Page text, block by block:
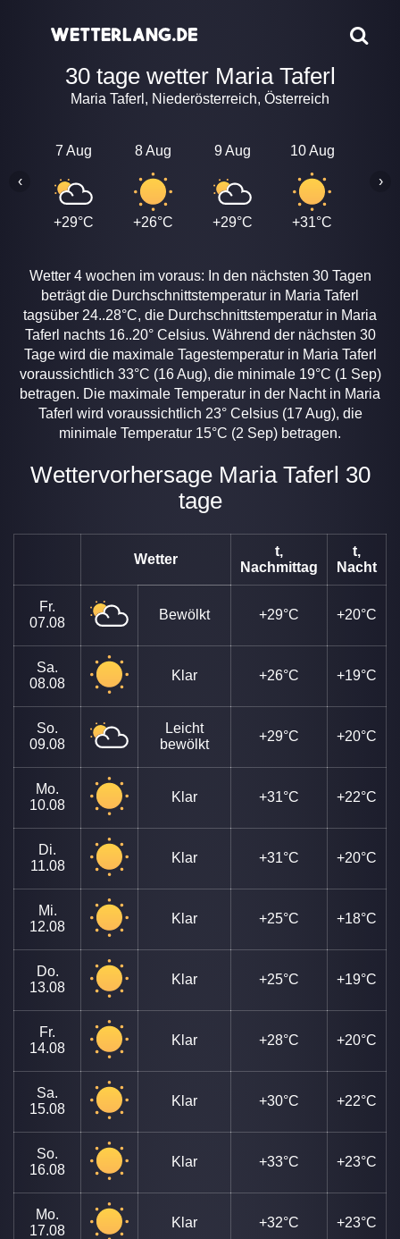
30 tage wetter Maria Taferl
Maria Taferl, Niederösterreich, Österreich
7 Aug
+29°C
8 Aug
+26°C
9 Aug
+29°C
10 Aug
+31°C
‹ ›
Wetter 4 wochen im voraus: In den nächsten 30 Tagen
beträgt die Durchschnittstemperatur in Maria Taferl
tagsüber 24..28°C, die Durchschnittstemperatur in Maria
Taferl nachts 16..20° Celsius. Während der nächsten 30
Tage wird die maximale Tagestemperatur in Maria Taferl
voraussichtlich 33°C (16 Aug), die minimale 19°C (1 Sep)
betragen. Die maximale Temperatur in der Nacht in Maria
Taferl wird voraussichtlich 23° Celsius (17 Aug), die
minimale Temperatur 15°C (2 Sep) betragen.
Wettervorhersage Maria Taferl 30
tage
Wetter
t,
Nachmittag
t,
Nacht
Fr.
07.08
Bewölkt +29°C +20°C
Sa.
08.08
Klar +26°C +19°C
So.
09.08
Leicht
bewölkt
+29°C +20°C
Mo.
10.08
Klar +31°C +22°C
Di.
11.08
Klar +31°C +20°C
Mi.
12.08
Klar +25°C +18°C
Do.
13.08
Klar +25°C +19°C
Fr.
14.08
Klar +28°C +20°C
Sa.
15.08
Klar +30°C +22°C
So.
16.08
Klar +33°C +23°C
Mo.
17.08
Klar +32°C +23°C